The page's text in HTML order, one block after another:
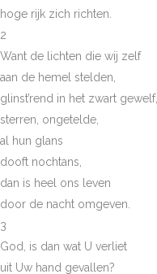
hoge rijk zich richten.
2
Want de lichten die wij zelf
aan de hemel stelden,
glinst’rend in het zwart gewelf,
sterren, ongetelde,
al hun glans
dooft nochtans,
dan is heel ons leven
door de nacht omgeven.
3
God, is dan wat U verliet
uit Uw hand gevallen?